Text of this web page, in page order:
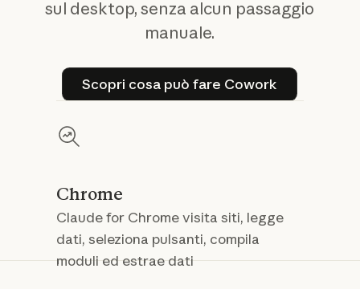
sul desktop, senza alcun passaggio
manuale.
Scopri cosa può fare Cowork
Scopri cosa può fare
Chrome
Claude for Chrome visita siti, legge
dati, seleziona pulsanti, compila
moduli ed estrae dati